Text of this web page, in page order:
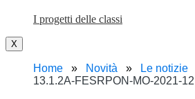
I progetti delle classi
X
Home Novità Le notizie
13.1.2A-FESRPON-MO-2021-12